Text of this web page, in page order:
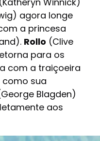
agora longe
a princesa
Rollo (Clive
para os
com a traiçoeira
sua
Blagden)
aos